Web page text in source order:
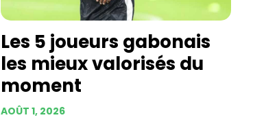
Les 5 joueurs gabonais
les mieux valorisés du
moment
AOÛT 1, 2026